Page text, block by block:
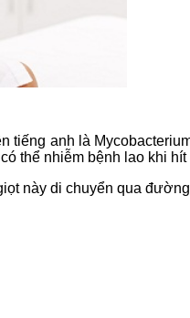
anh là
thể nhiễm bệnh lao khi
này di chuyển qua